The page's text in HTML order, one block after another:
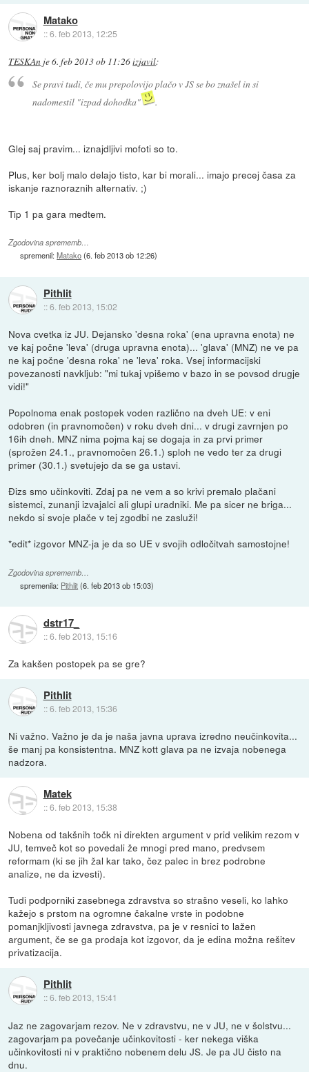
Matako
::6. feb 2013, 12:25
TESKAn je6. feb 2013 ob 11:26izjavil:
Se pravi tudi, če mu prepolovijo plačo v JS se bo znašel in si
nadomestil "izpad dohodka"
.
Glej saj pravim... iznajdljivi mofoti so to.
Plus, ker bolj malo delajo tisto, kar bi morali... imajo precej časa za
iskanje raznoraznih alternativ. ;)
Tip 1 pa gara medtem.
Zgodovina sprememb…
spremenil:Matako(6. feb 2013 ob 12:26)
Pithlit
::6. feb 2013, 15:02
Nova cvetka iz JU. Dejansko 'desna roka' (ena upravna enota) ne
ve kaj počne 'leva' (druga upravna enota)... 'glava' (MNZ) ne ve pa
ne kaj počne 'desna roka' ne 'leva' roka. Vsej informacijski
povezanosti navkljub: "mi tukaj vpišemo v bazo in se povsod drugje
vidi!"
Popolnoma enak postopek voden različno na dveh UE: v eni
odobren (in pravnomočen) v roku dveh dni... v drugi zavrnjen po
16ih dneh. MNZ nima pojma kaj se dogaja in za prvi primer
(sprožen 24.1., pravnomočen 26.1.) sploh ne vedo ter za drugi
primer (30.1.) svetujejo da se ga ustavi.
Đizs smo učinkoviti. Zdaj pa ne vem a so krivi premalo plačani
sistemci, zunanji izvajalci ali glupi uradniki. Me pa sicer ne briga...
nekdo si svoje plače v tej zgodbi ne zasluži!
*edit* izgovor MNZ-ja je da so UE v svojih odločitvah samostojne!
Zgodovina sprememb…
spremenila: Pithlit(6. feb 2013 ob 15:03)
dstr17_
::6. feb 2013, 15:16
Za kakšen postopek pa se gre?
Pithlit
::6. feb 2013, 15:36
Ni važno. Važno je da je naša javna uprava izredno neučinkovita...
še manj pa konsistentna. MNZ kott glava pa ne izvaja nobenega
nadzora.
Matek
::6. feb 2013, 15:38
Nobena od takšnih točk ni direkten argument v prid velikim rezom v
JU, temveč kot so povedali že mnogi pred mano, predvsem
reformam (ki se jih žal kar tako, čez palec in brez podrobne
analize, ne da izvesti).
Tudi podporniki zasebnega zdravstva so strašno veseli, ko lahko
kažejo s prstom na ogromne čakalne vrste in podobne
pomanjkljivosti javnega zdravstva, pa je v resnici to lažen
argument, če se ga prodaja kot izgovor, da je edina možna rešitev
privatizacija.
Pithlit
::6. feb 2013, 15:41
Jaz ne zagovarjam rezov. Ne v zdravstvu, ne v JU, ne v šolstvu...
zagovarjam pa povečanje učinkovitosti - ker nekega viška
učinkovitosti ni v praktično nobenem delu JS. Je pa JU čisto na
dnu.